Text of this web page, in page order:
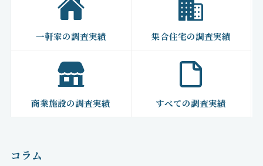
一軒家の調査実績 集合住宅の調査実績
商業施設の調査実績 すべての調査実績
コラム